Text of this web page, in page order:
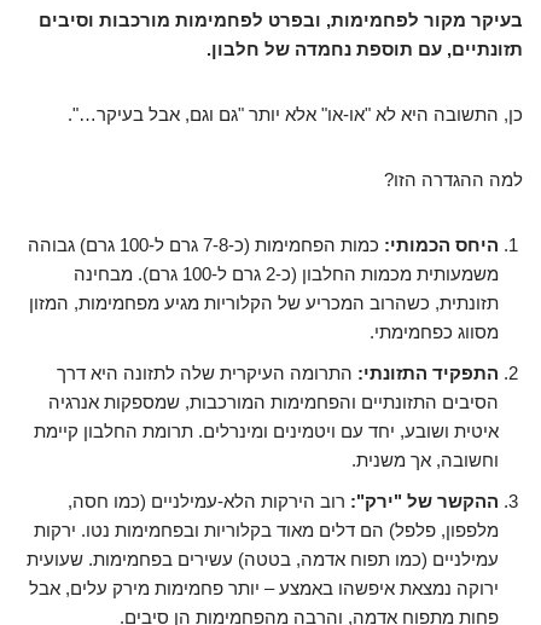
בעיקר מקור לפחמימות, ובפרט לפחמימות מורכבות וסיבים
תזונתיים, עם תוספת נחמדה של חלבון.
כן, התשובה היא לא "או-או" אלא יותר "גם וגם, אבל בעיקר…".
למה ההגדרה הזו?
היחס הכמותי:
כמות הפחמימות (כ-7-8 גרם ל-100 גרם) גבוהה
משמעותית מכמות החלבון (כ-2 גרם ל-100 גרם). מבחינה
תזונתית, כשהרוב המכריע של הקלוריות מגיע מפחמימות, המזון
מסווג כפחמימתי.
התפקיד התזונתי: התרומה העיקרית שלה לתזונה היא דרך
הסיבים התזונתיים והפחמימות המורכבות, שמספקות אנרגיה
איטית ושובע, יחד עם ויטמינים ומינרלים. תרומת החלבון קיימת
וחשובה, אך משנית.
ההקשר של "ירק": רוב הירקות הלא-עמילניים (כמו חסה,
מלפפון, פלפל) הם דלים מאוד בקלוריות ובפחמימות נטו. ירקות
עמילניים (כמו תפוח אדמה, בטטה) עשירים בפחמימות. שעועית
ירוקה נמצאת איפשהו באמצע – יותר פחמימות מירק עלים, אבל
פחות מתפוח אדמה, והרבה מהפחמימות הן סיבים.